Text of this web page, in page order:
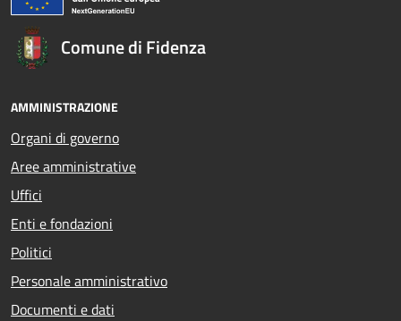
Comune di Fidenza
AMMINISTRAZIONE
Organi di governo
Aree amministrative
Uffici
Enti e fondazioni
Politici
Personale amministrativo
Documenti e dati